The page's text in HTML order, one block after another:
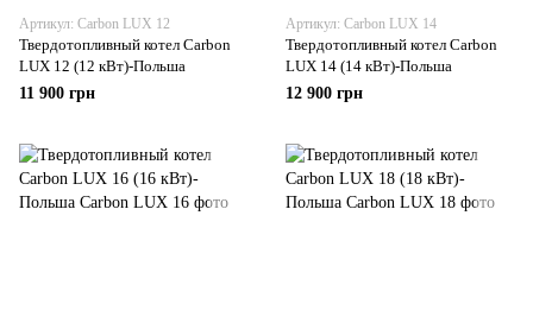
Артикул: Carbon LUX 12
Твердотопливный котел Carbon
LUX 12 (12 кВт)-Польша
11 900 грн
Артикул: Carbon LUX 14
Твердотопливный котел Carbon
LUX 14 (14 кВт)-Польша
12 900 грн